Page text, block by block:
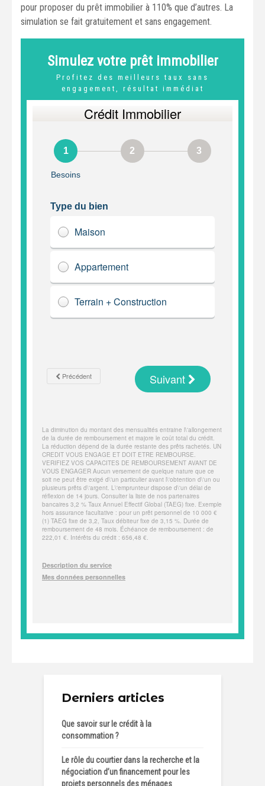
pour proposer du prêt immobilier à 110% que d’autres. La
simulation se fait gratuitement et sans engagement.
Simulez votre prêt immobilier
Profitez des meilleurs taux sans
engagement, résultat immédiat
Derniers articles
Que savoir sur le crédit à la
consommation ?
Le rôle du courtier dans la recherche et la
négociation d’un financement pour les
projets personnels des ménages